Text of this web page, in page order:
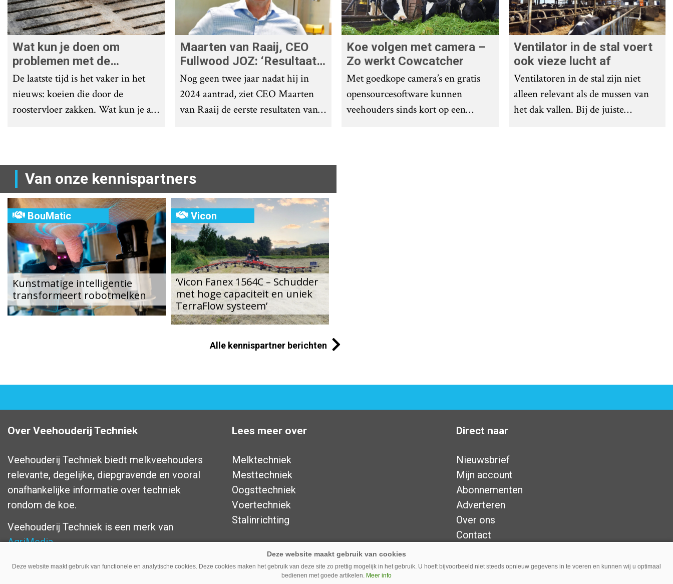
Wat kun je doen om
problemen met de
roostervloer te
voorkomen?
De laatste tijd is het vaker in het
nieuws: koeien die door de
roostervloer zakken. Wat kun je als
Maarten van Raaij, CEO
Fullwood JOZ: ‘Resultaat
door focus’
Nog geen twee jaar nadat hij in
2024 aantrad, ziet CEO Maarten
van Raaij de eerste resultaten van
Koe volgen met camera –
Zo werkt Cowcatcher
Met goedkope camera’s en gratis
opensourcesoftware kunnen
veehouders sinds kort op een
Ventilator in de stal voert
ook vieze lucht af
Ventilatoren in de stal zijn niet
alleen relevant als de mussen van
het dak vallen. Bij de juiste
Van onze kennispartners
BouMatic
Kunstmatige intelligentie
transformeert robotmelken
Vicon
‘Vicon Fanex 1564C – Schudder
met hoge capaciteit en uniek
TerraFlow systeem’
Alle kennispartner berichten
Over Veehouderij Techniek
Veehouderij Techniek biedt melkveehouders
relevante, degelijke, diepgravende en vooral
onafhankelijke informatie over techniek
rondom de koe.
Veehouderij Techniek is een merk van
AgriMedia.
Volg ons op:
Lees meer over
Melktechniek
Mesttechniek
Oogsttechniek
Voertechniek
Stalinrichting
Direct naar
Nieuwsbrief
Mijn account
Abonnementen
Adverteren
Over ons
Contact
Disclaimer
Deze website maakt gebruik van functionele en analytische cookies. Deze cookies maken het gebruik van deze site zo prettig mogelijk in het gebruik. U hoeft bijvoorbeeld niet steeds opnieuw gegevens in te voeren en kunnen wij u optimaal
bedienen met goede artikelen. Meer info